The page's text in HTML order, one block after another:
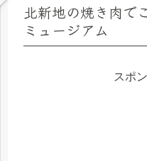
北新地の焼き肉で
ミュージアム
スポ